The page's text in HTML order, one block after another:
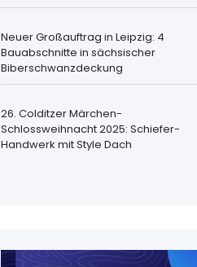
Neuer Großauftrag in Leipzig: 4
Bauabschnitte in sächsischer
Biberschwanzdeckung
26. Colditzer Märchen-
Schlossweihnacht 2025: Schiefer-
Handwerk mit Style Dach